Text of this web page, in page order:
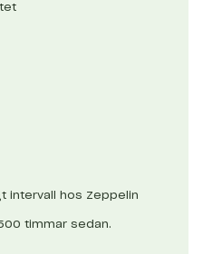
intervall hos Zeppelin
timmar sedan.